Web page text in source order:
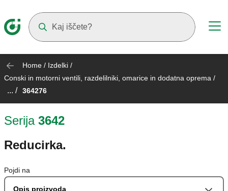
Home / Izdelki /
Conski in motorni ventili, razdelilniki, omarice in dodatna oprema /
... / 364276
Serija 3642
Reducirka.
Pojdi na
Opis proizvoda